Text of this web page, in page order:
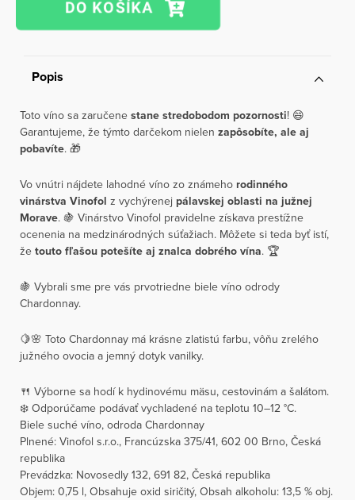
Popis
Toto víno sa zaručene stane stredobodom pozornosti! 😄
Garantujeme, že týmto darčekom nielen zapôsobíte, ale aj
pobavíte. 🎁
Vo vnútri nájdete lahodné víno zo známeho rodinného
vinárstva Vinofol z vychýrenej pálavskej oblasti na južnej
Morave. 🍇 Vinárstvo Vinofol pravidelne získava prestížne
ocenenia na medzinárodných súťažiach. Môžete si teda byť istí,
že touto fľašou potešíte aj znalca dobrého vína. 🏆
🍇 Vybrali sme pre vás prvotriedne biele víno odrody
Chardonnay.
🍋🌸 Toto Chardonnay má krásne zlatistú farbu, vôňu zrelého
južného ovocia a jemný dotyk vanilky.
🍴 Výborne sa hodí k hydinovému mäsu, cestovinám a šalátom.
❄️ Odporúčame podávať vychladené na teplotu 10–12 °C.
Biele suché víno, odroda Chardonnay
Plnené: Vinofol s.r.o., Francúzska 375/41, 602 00 Brno, Česká
republika
Prevádzka: Novosedly 132, 691 82, Česká republika
Objem: 0,75 l, Obsahuje oxid siričitý, Obsah alkoholu: 13,5 % obj.